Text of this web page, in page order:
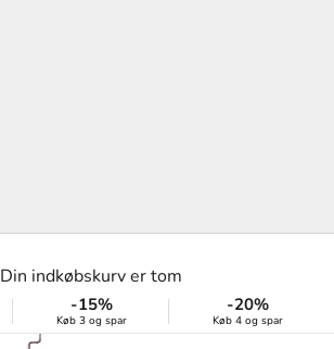
Din indkøbskurv er tom
-15%
Køb 3 og spar
-20%
Køb 4 og spar